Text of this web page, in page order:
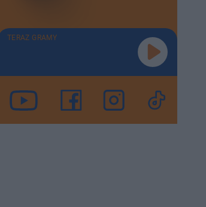
TERAZ GRAMY